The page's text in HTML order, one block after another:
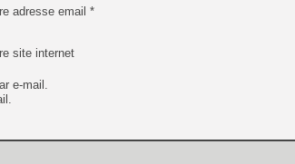
adresse email *
site internet
e-mail.